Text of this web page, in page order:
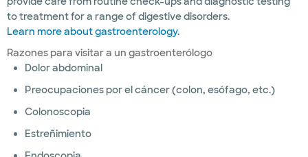
to treatment for a range of digestive disorders.
Learn more about gastroenterology.
Razones para visitar a un gastroenterólogo
Dolor abdominal
Preocupaciones por el cáncer (colon, esófago, etc.)
Colonoscopia
Estreñimiento